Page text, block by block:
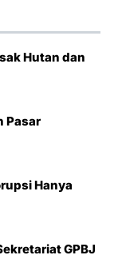
Hutan dan
Pasar
Hanya
GPBJ